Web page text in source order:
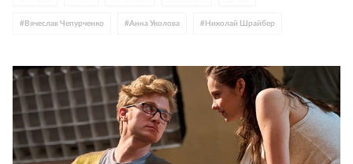
# Вячеслав Чепурченко #Анна Уколова # Николай Шрайбер